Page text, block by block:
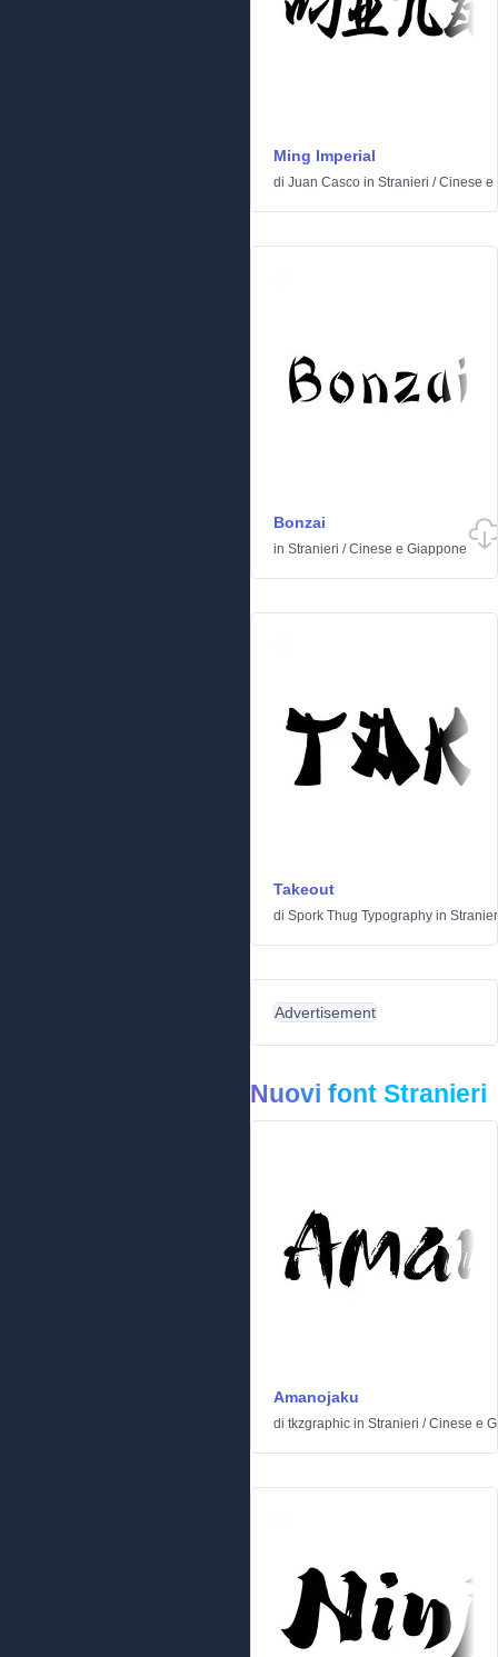
Ming Imperial
di Juan Casco in Stranieri /Cinese e
Bonzai
in Stranieri /Cinese e Giappone
Takeout
di Spork Thug Typography in
Advertisement
Nuovi font Stranieri
Amanojaku
di tkzgraphic in Stranieri /Cinese e